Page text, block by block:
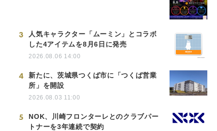
3
人気キャラクター「ムーミン」とコラボ
した4アイテムを8月6日に発売
2026.08.06 14:00
4
新たに、茨城県つくば市に「つくば営業
所」を開設
2026.08.03 11:00
5
NOK、川崎フロンターレとのクラブパー
トナーを3年連続で契約